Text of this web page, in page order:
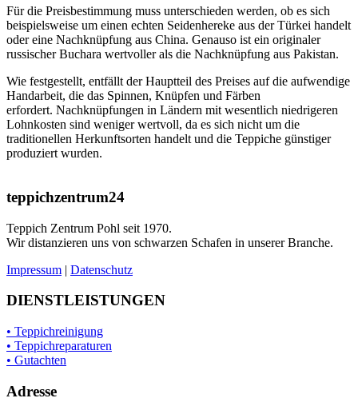
Für die Preisbestimmung muss unterschieden werden, ob es sich
beispielsweise um einen echten Seidenhereke aus der Türkei handelt
oder eine Nachknüpfung aus China. Genauso ist ein originaler
russischer Buchara wertvoller als die Nachknüpfung aus Pakistan.
Wie festgestellt, entfällt der Hauptteil des Preises auf die aufwendige
Handarbeit, die das Spinnen, Knüpfen und Färben
erfordert. Nachknüpfungen in Ländern mit wesentlich niedrigeren
Lohnkosten sind weniger wertvoll, da es sich nicht um die
traditionellen Herkunftsorten handelt und die Teppiche günstiger
produziert wurden.
teppichzentrum24
Teppich Zentrum Pohl seit 1970.
Wir distanzieren uns von schwarzen Schafen in unserer Branche.
Impressum | Datenschutz
DIENSTLEISTUNGEN
• Teppichreinigung
• Teppichreparaturen
• Gutachten
Adresse